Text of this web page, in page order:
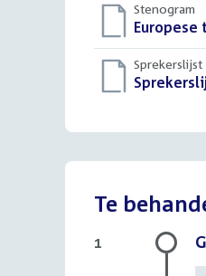
Stenogram
Download
bestand:
Europese
Sprekerslijst
Download
Te
1